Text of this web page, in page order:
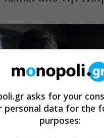
asks for your
personal data for the
purposes: